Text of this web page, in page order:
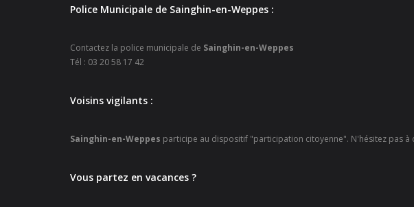
Police Municipale de Sainghin-en-Weppes :
Contactez la police municipale de Sainghin-en-Weppes
Tél : 03 20 58 17 42
Voisins vigilants :
Sainghin-en-Weppes participe au dispositif "participation citoyenne". N'hésitez pas
Vous partez en vacances ?